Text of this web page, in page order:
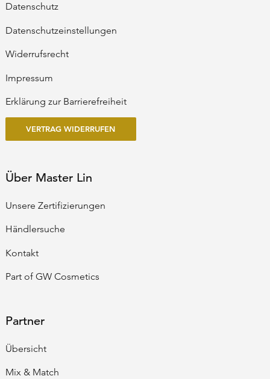
Datenschutz
Datenschutzeinstellungen
Widerrufsrecht
Impressum
Erklärung zur Barrierefreiheit
VERTRAG WIDERRUFEN
Über Master Lin
Unsere Zertifizierungen
Händlersuche
Kontakt
Part of GW Cosmetics
Partner
Übersicht
Mix & Match